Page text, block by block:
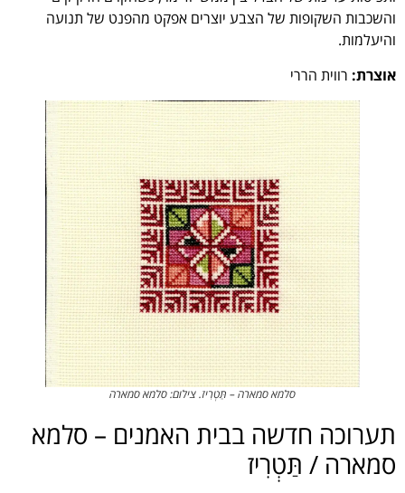
והשכבות השקופות של הצבע יוצרים אפקט מהפנט של תנועה
והיעלמות.
אוצרת: רווית הררי
סלמא סמארה – תַּטְרִיז. צילום: סלמא סמארה
תערוכה חדשה בבית האמנים – סלמא
סמארה / תַּטְרִיז